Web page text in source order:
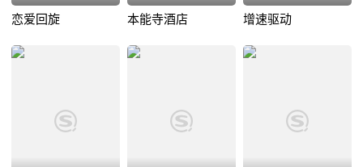
恋爱回旋 本能寺酒店 增速驱动